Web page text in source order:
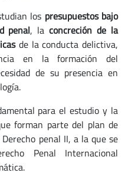
los presupuestos bajo
penal, laconcreción de la
de la conducta delictiva,
en la formación del
de su presencia en
para el estudio y la
forman parte del plan de
penal II, a la que se
Penal Internacional